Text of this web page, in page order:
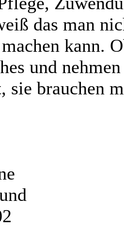
das man
kann.
und
sie brauchen